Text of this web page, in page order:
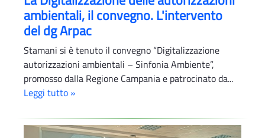
ambientali, il convegno. L'intervento
del dg Arpac
Stamani si è tenuto il convegno “Digitalizzazione
autorizzazioni ambientali – Sinfonia Ambiente”,
promosso dalla Regione Campania e patrocinato da...
Leggi tutto »